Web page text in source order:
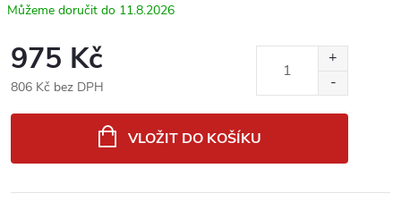
11.8.2026
975 Kč
806 Kč bez DPH
VLOŽIT DO KOŠÍKU